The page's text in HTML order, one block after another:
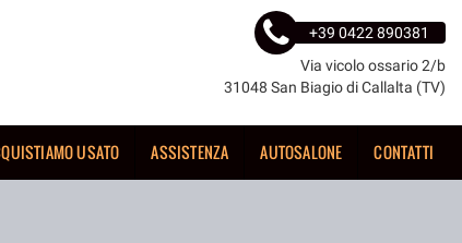
+39 0422 890381
Via vicolo ossario 2/b
31048 San Biagio di Callalta (TV)
USATO ASSISTENZA AUTOSALONE CONTATTI